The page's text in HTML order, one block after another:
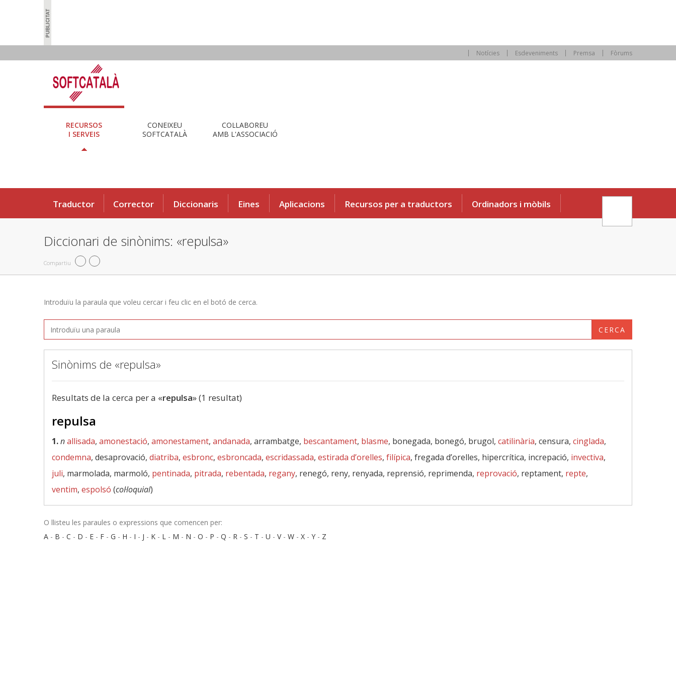
Notícies Esdeveniments Premsa Fòrums
RECURSOS
I SERVEIS
CONEIXEU
SOFTCATALÀ
COL·LABOREU
AMB L'ASSOCIACIÓ
Traductor Corrector Diccionaris Eines Aplicacions Recursos per a traductors Ordinadors i mòbils
Diccionari de sinònims: «repulsa»
Compartiu
Introduïu la paraula que voleu cercar i feu clic en el botó de cerca.
CERCA
Sinònims de «repulsa»
Resultats de la cerca per a «repulsa» (1 resultat)
repulsa
1.nallisada, amonestació, amonestament, andanada, arrambatge, bescantament, blasme, bonegada, bonegó, brugol, catilinària, censura, cinglada,
condemna, desaprovació, diatriba, esbronc, esbroncada, escridassada, estirada d’orelles, filípica, fregada d’orelles, hipercrítica, increpació, invectiva,
juli, marmolada, marmoló, pentinada, pitrada, rebentada, regany, renegó, reny, renyada, reprensió, reprimenda, reprovació, reptament, repte,
ventim, espolsó (col·loquial)
O llisteu les paraules o expressions que comencen per:
A - B - C - D - E - F - G - H - I - J - K - L - M - N - O - P - Q - R - S - T - U - V- W - X - Y - Z